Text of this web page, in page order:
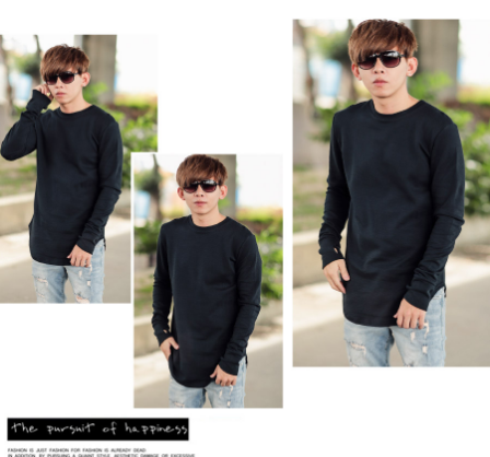
時審查核予不同之上限額度；若仍有額度不足之情形，本公司將視審查結果
請求用戶進行身份認證。
５．嚴禁一人註冊多個帳號或使用他人資訊註冊。若發現惡意使用之情形，
恩沛科技股份有限公司將有權停止該用戶之使用額度並採取法律行動。